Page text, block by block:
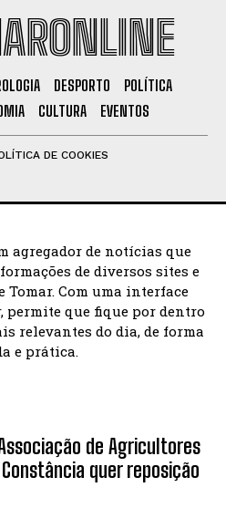
DESPORTO
POLÍTICA
CULTURA EVENTOS
DE COOKIES
agregador de notícias que
de diversos sites e
Com uma interface
que fique por dentro
relevantes do dia, de forma
e prática.
de Agricultores
quer reposição